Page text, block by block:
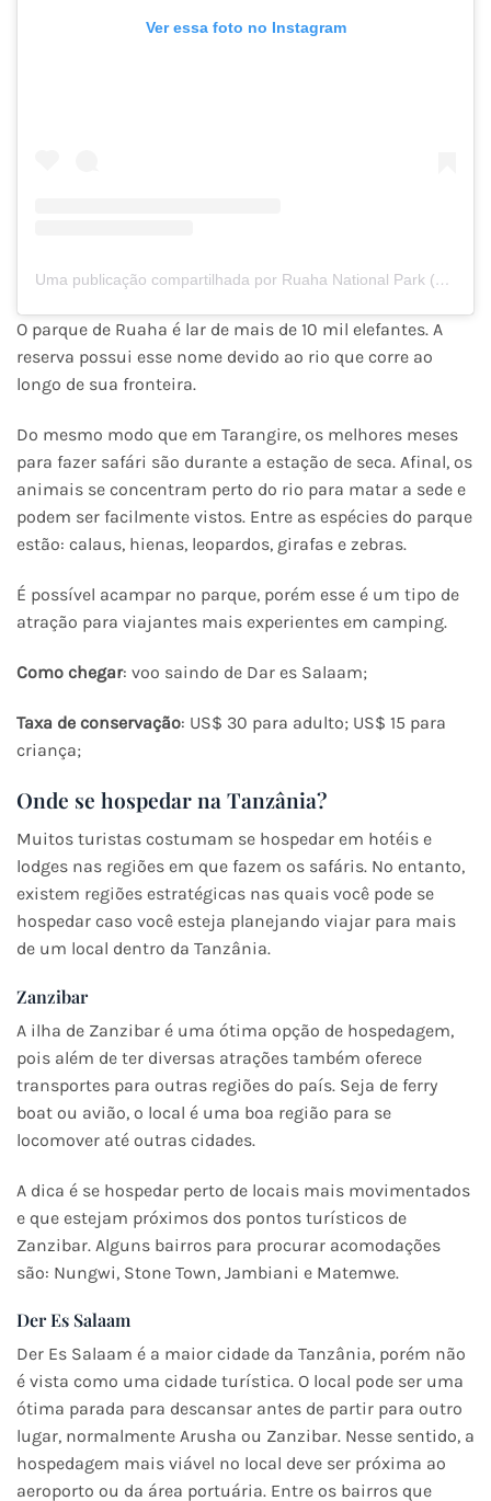
Ver essa foto no Instagram
Uma publicação compartilhada por Ruaha National Park (@ruaha_national_park)
O parque de Ruaha é lar de mais de 10 mil elefantes. A
reserva possui esse nome devido ao rio que corre ao
longo de sua fronteira.
Do mesmo modo que em Tarangire, os melhores meses
para fazer safári são durante a estação de seca. Afinal, os
animais se concentram perto do rio para matar a sede e
podem ser facilmente vistos. Entre as espécies do parque
estão: calaus, hienas, leopardos, girafas e zebras.
É possível acampar no parque, porém esse é um tipo de
atração para viajantes mais experientes em camping.
Como chegar: voo saindo de Dar es Salaam;
Taxa de conservação: US$ 30 para adulto; US$ 15 para
criança;
Onde se hospedar na Tanzânia?
Muitos turistas costumam se hospedar em hotéis e
lodges nas regiões em que fazem os safáris. No entanto,
existem regiões estratégicas nas quais você pode se
hospedar caso você esteja planejando viajar para mais
de um local dentro da Tanzânia.
Zanzibar
A ilha de Zanzibar é uma ótima opção de hospedagem,
pois além de ter diversas atrações também oferece
transportes para outras regiões do país. Seja de ferry
boat ou avião, o local é uma boa região para se
locomover até outras cidades.
A dica é se hospedar perto de locais mais movimentados
e que estejam próximos dos pontos turísticos de
Zanzibar. Alguns bairros para procurar acomodações
são: Nungwi, Stone Town, Jambiani e Matemwe.
Der Es Salaam
Der Es Salaam é a maior cidade da Tanzânia, porém não
é vista como uma cidade turística. O local pode ser uma
ótima parada para descansar antes de partir para outro
lugar, normalmente Arusha ou Zanzibar. Nesse sentido, a
hospedagem mais viável no local deve ser próxima ao
aeroporto ou da área portuária. Entre os bairros que